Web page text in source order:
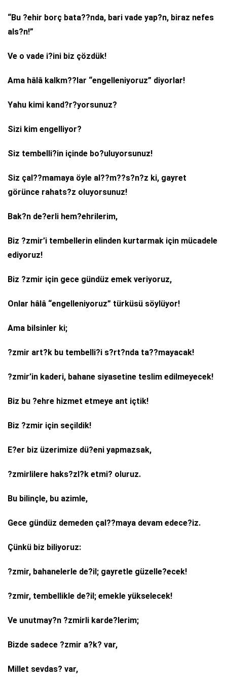
“Bu ?ehir borç bata??nda, bari vade yap?n, biraz nefes
als?n!”
Ve o vade i?ini biz çözdük!
Ama hâlâ kalkm??lar “engelleniyoruz” diyorlar!
Yahu kimi kand?r?yorsunuz?
Sizi kim engelliyor?
Siz tembelli?in içinde bo?uluyorsunuz!
Siz çal??mamaya öyle al??m??s?n?z ki, gayret
görünce rahats?z oluyorsunuz!
Bak?n de?erli hem?ehrilerim,
Biz ?zmir’i tembellerin elinden kurtarmak için mücadele
ediyoruz!
Biz ?zmir için gece gündüz emek veriyoruz,
Onlar hâlâ “engelleniyoruz” türküsü söylüyor!
Ama bilsinler ki;
?zmir art?k bu tembelli?i s?rt?nda ta??mayacak!
?zmir’in kaderi, bahane siyasetine teslim edilmeyecek!
Biz bu ?ehre hizmet etmeye ant içtik!
Biz ?zmir için seçildik!
E?er biz üzerimize dü?eni yapmazsak,
?zmirlilere haks?zl?k etmi? oluruz.
Bu bilinçle, bu azimle,
Gece gündüz demeden çal??maya devam edece?iz.
Çünkü biz biliyoruz:
?zmir, bahanelerle de?il; gayretle güzelle?ecek!
?zmir, tembellikle de?il; emekle yükselecek!
Ve unutmay?n ?zmirli karde?lerim;
Bizde sadece ?zmir a?k? var,
Millet sevdas? var,